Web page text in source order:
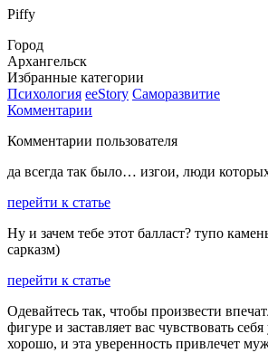
Piffy
Город
Архангельск
Избранные категории
Психология ееStory Саморазвитие
Комментарии
Комментарии пользователя
да всегда так было… изгои, люди
перейти к статье
Ну и зачем тебе этот балласт? тупо
сарказм)
перейти к статье
Одевайтесь так, чтобы произвести
фигуре и заставляет вас чувствовать
хорошо, и эта уверенность привлечет